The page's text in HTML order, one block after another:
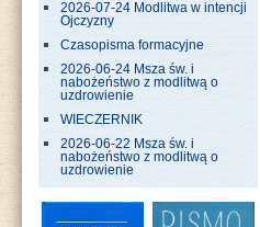
2026-07-24 Modlitwa w intencji
Ojczyzny
Czasopisma formacyjne
2026-06-24 Msza św. i
nabożeństwo z modlitwą o
uzdrowienie
WIECZERNIK
2026-06-22 Msza św. i
nabożeństwo z modlitwą o
uzdrowienie